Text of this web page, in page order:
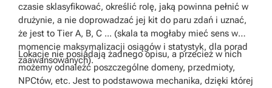
czasie sklasyfikować, określić rolę, jaką powinna pełnić w
drużynie, a nie doprowadzać jej kit do paru zdań i uznać,
że jest to Tier A, B, C ... (skala ta mogłaby mieć sens w
momencie maksymalizacji osiągów i statystyk, dla porad
zaawansowanych).
Lokacje nie posiadają żadnego opisu, a przecież w nich
możemy odnaleźć poszczególne domeny, przedmioty,
NPCtów, etc. Jest to podstawowa mechanika, dzięki której